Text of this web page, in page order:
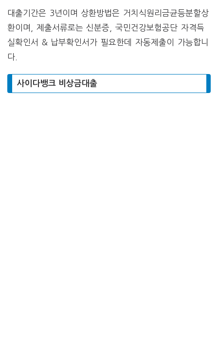
대출기간은 3년이며 상환방법은 거치식원리금균등분할상
환이며, 제출서류로는 신분증, 국민건강보험공단 자격득
실확인서 & 납부확인서가 필요한데 자동제출이 가능합니
다.
사이다뱅크 비상금대출